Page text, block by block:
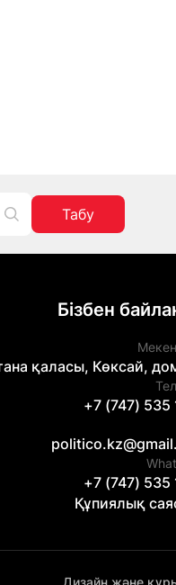
Табу
Бізбен
қаласы, Көксай,
+7 (747) 535
+7 (747) 535
Құпиялық
Дизайн және